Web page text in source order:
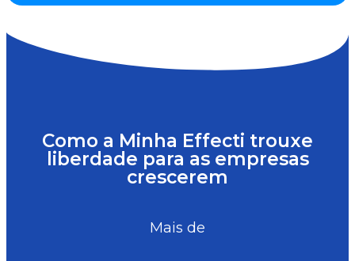
Como a Minha Effecti trouxe
liberdade para as empresas
crescerem
Mais de